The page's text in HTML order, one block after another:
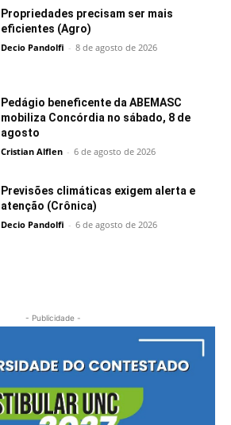
Propriedades precisam ser mais
eficientes (Agro)
Decio Pandolfi - 8 de agosto de 2026
Pedágio beneficente da ABEMASC
mobiliza Concórdia no sábado, 8 de
agosto
Cristian Alflen - 6 de agosto de 2026
Previsões climáticas exigem alerta e
atenção (Crônica)
Decio Pandolfi - 6 de agosto de 2026
- Publicidade -